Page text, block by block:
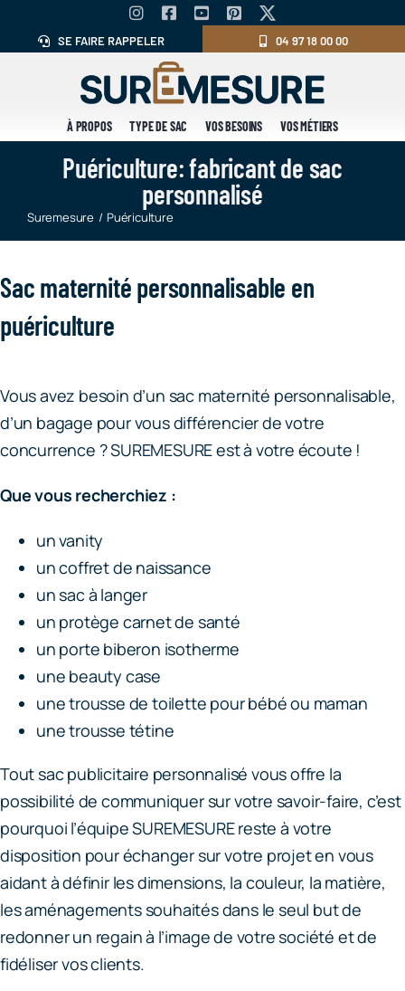
SE FAIRE RAPPELER 04 97 18 00 00
À PROPOS TYPE DE SAC VOS BESOINS VOS MÉTIERS
Puériculture: fabricant de sac
personnalisé
Suremesure Puériculture
Sac maternité personnalisable en
puériculture
Vous avez besoin d’un sac maternité personnalisable,
d’un bagage pour vous différencier de votre
concurrence ? SUREMESURE est à votre écoute !
Que vous recherchiez :
un vanity
un coffret de naissance
un sac à langer
un protège carnet de santé
un porte biberon isotherme
une beauty case
une trousse de toilette pour bébé ou maman
une trousse tétine
Tout sac publicitaire personnalisé vous offre la
possibilité de communiquer sur votre savoir-faire, c’est
pourquoi l’équipe SUREMESURE reste à votre
disposition pour échanger sur votre projet en vous
aidant à définir les dimensions, la couleur, la matière,
les aménagements souhaités dans le seul but de
redonner un regain à l’image de votre société et de
fidéliser vos clients.